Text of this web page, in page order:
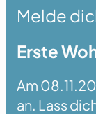
Melde
Erste
Am
an. Lass